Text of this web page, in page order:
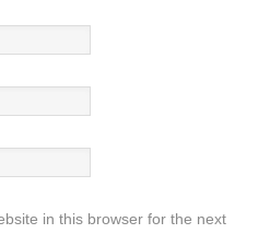
in this browser for the next